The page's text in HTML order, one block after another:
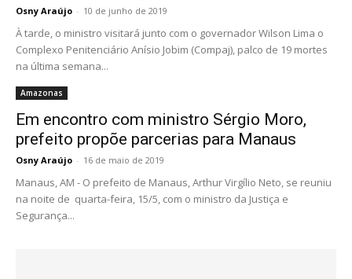
Osny Araújo - 10 de junho de 2019
À tarde, o ministro visitará junto com o governador Wilson Lima o
Complexo Penitenciário Anísio Jobim (Compaj), palco de 19 mortes
na última semana...
Amazonas
Em encontro com ministro Sérgio Moro,
prefeito propõe parcerias para Manaus
Osny Araújo - 16 de maio de 2019
Manaus, AM - O prefeito de Manaus, Arthur Virgílio Neto, se reuniu
na noite de quarta-feira, 15/5, com o ministro da Justiça e
Segurança...